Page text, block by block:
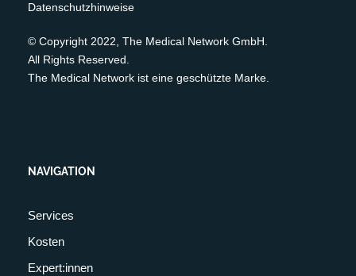
Datenschutzhinweise
© Copyright 2022, The Medical Network GmbH.
All Rights Reserved.
The Medical Network ist eine geschützte Marke.
NAVIGATION
Services
Kosten
Expert:innen